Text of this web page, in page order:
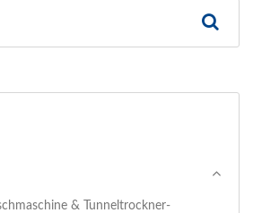
& Tunneltrockner-